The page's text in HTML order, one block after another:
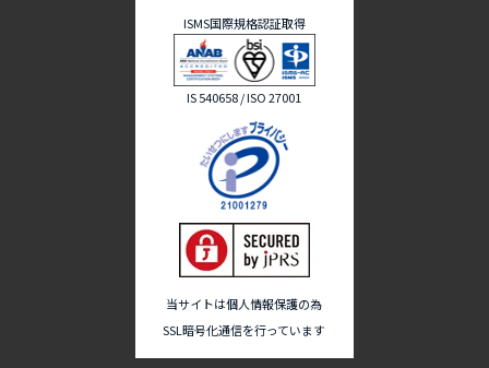
ISMS国際規格認証取得
IS 540658 / ISO 27001
当サイトは個人情報保護の為
SSL暗号化通信を行っています